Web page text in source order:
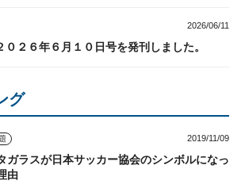
2026/06/11
２６年６月１０日号を発刊しました。
グ
2019/11/09
ガラスが日本サッカー協会のシンボルになっ
由